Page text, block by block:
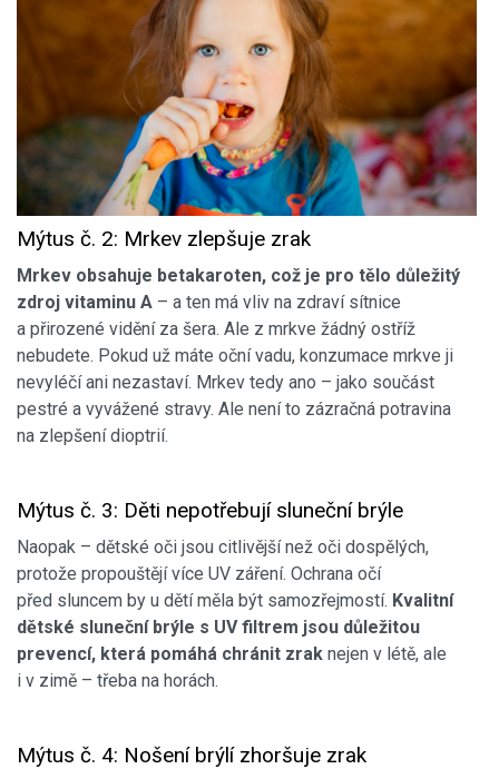
Mýtus č. 2: Mrkev zlepšuje zrak
Mrkev obsahuje betakaroten, což je pro tělo důležitý
zdroj vitaminu A – a ten má vliv na zdraví sítnice
a přirozené vidění za šera. Ale z mrkve žádný ostříž
nebudete. Pokud už máte oční vadu, konzumace mrkve ji
nevyléčí ani nezastaví. Mrkev tedy ano – jako součást
pestré a vyvážené stravy. Ale není to zázračná potravina
na zlepšení dioptrií.
Mýtus č. 3: Děti nepotřebují sluneční brýle
Naopak – dětské oči jsou citlivější než oči dospělých,
protože propouštějí více UV záření. Ochrana očí
před sluncem by u dětí měla být samozřejmostí. Kvalitní
dětské sluneční brýle s UV filtrem jsou důležitou
prevencí, která pomáhá chránit zrak nejen v létě, ale
i v zimě – třeba na horách.
Mýtus č. 4: Nošení brýlí zhoršuje zrak